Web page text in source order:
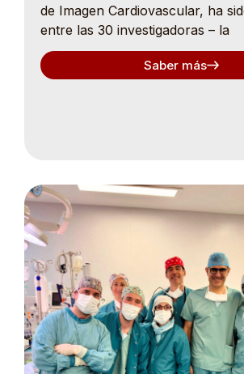
de Imagen Cardiovascular, ha
entre las 30 investigadoras – la
Saber más